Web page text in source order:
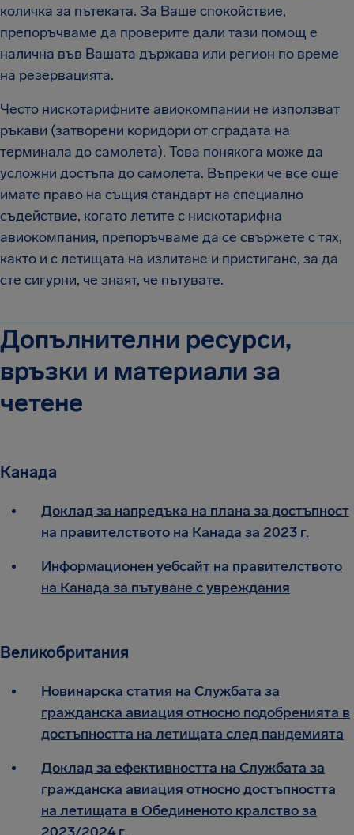
количка за пътеката. За Ваше спокойствие,
препоръчваме да проверите дали тази помощ е
налична във Вашата държава или регион по време
на резервацията.
Често нискотарифните авиокомпании не използват
ръкави (затворени коридори от сградата на
терминала до самолета). Това понякога може да
усложни достъпа до самолета. Въпреки че все още
имате право на същия стандарт на специално
съдействие, когато летите с нискотарифна
авиокомпания, препоръчваме да се свържете с тях,
както и с летищата на излитане и пристигане, за да
сте сигурни, че знаят, че пътувате.
Допълнителни ресурси,
връзки и материали за
четене
Канада
Доклад за напредъка на плана за достъпност
на правителството на Канада за 2023 г.
Информационен уебсайт на правителството
на Канада за пътуване с увреждания
Великобритания
Новинарска статия на Службата за
гражданска авиация относно подобренията в
достъпността на летищата след пандемията
Доклад за ефективността на Службата за
гражданска авиация относно достъпността
на летищата в Обединеното кралство за